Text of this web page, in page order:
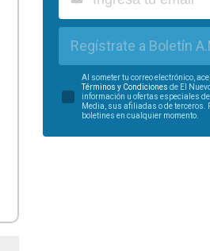
Regístrate a Boletín
Al someter tu correo electrónico,
Términos y Condiciones de El
información u ofertas especiales
Media, sus afiliadas o de terceros.
boletines en cualquier momento.